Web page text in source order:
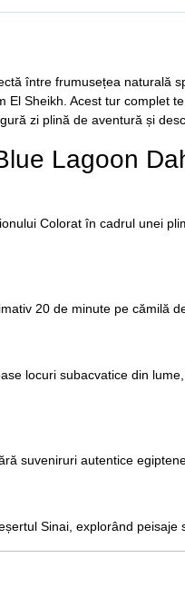
între frumusețea naturală
Sheikh. Acest tur complet
zi plină de aventură și
Lagoon
Colorat în cadrul unei
20 de minute pe cămilă
locuri subacvatice din
suveniruri autentice
Sinai, explorând peisaje